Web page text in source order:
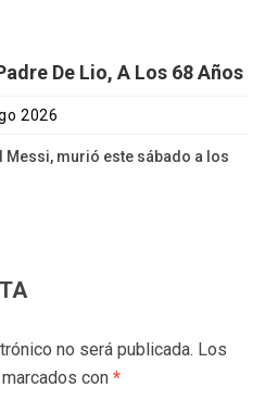
De Lio, A Los 68 Años
2026
murió este sábado a los
no será publicada. Los
con *